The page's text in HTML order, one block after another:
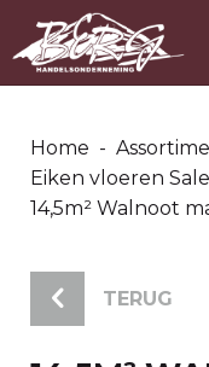
Home -
Eiken vloeren Sale
14,5m² Walnoot
TERUG